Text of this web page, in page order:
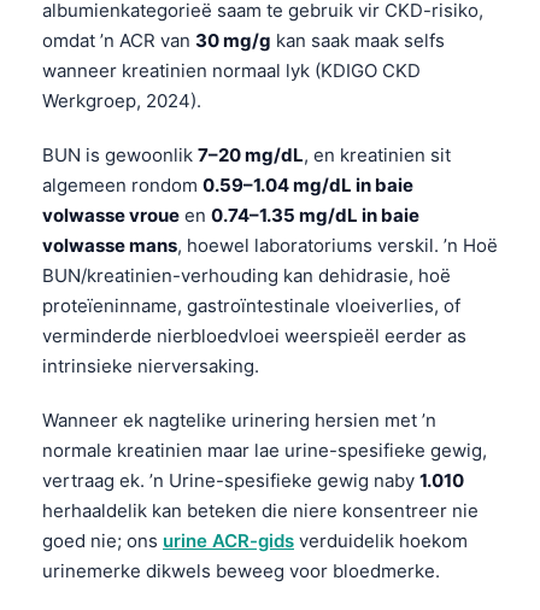
albumienkategorieë saam te gebruik vir CKD-risiko,
omdat ’n ACR van 30 mg/g kan saak maak selfs
wanneer kreatinien normaal lyk (KDIGO CKD
Werkgroep, 2024).
BUN is gewoonlik 7–20 mg/dL, en kreatinien sit
algemeen rondom 0.59–1.04 mg/dL in baie
volwasse vroue en 0.74–1.35 mg/dL in baie
volwasse mans, hoewel laboratoriums verskil. ’n Hoë
BUN/kreatinien-verhouding kan dehidrasie, hoë
proteïeninname, gastroïntestinale vloeiverlies, of
verminderde nierbloedvloei weerspieël eerder as
intrinsieke nierversaking.
Wanneer ek nagtelike urinering hersien met ’n
normale kreatinien maar lae urine-spesifieke gewig,
vertraag ek. ’n Urine-spesifieke gewig naby 1.010
herhaaldelik kan beteken die niere konsentreer nie
goed nie; ons urine ACR-gids verduidelik hoekom
urinemerke dikwels beweeg voor bloedmerke.